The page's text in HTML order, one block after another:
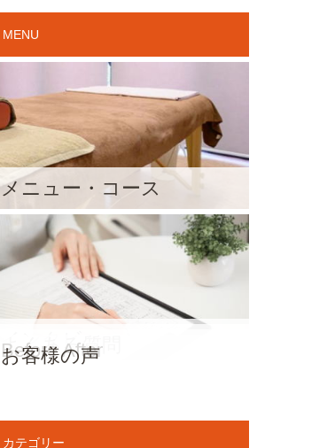
MENU
メニュー・コース
インタビュー
よくある質問
Before After
お客様の声
カテゴリー